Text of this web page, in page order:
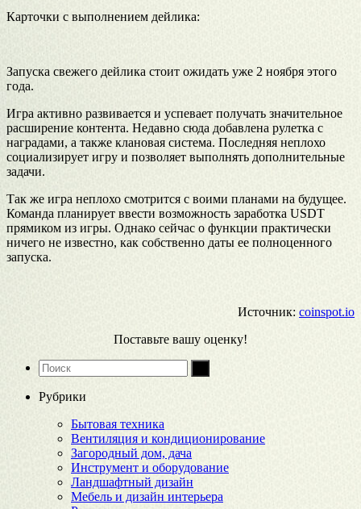
Карточки с выполнением дейлика:
Запуска свежего дейлика стоит ожидать уже 2 ноября этого
года.
Игра активно развивается и успевает получать значительное
расширение контента. Недавно сюда добавлена рулетка с
наградами, а также клановая система. Последняя неплохо
социализирует игру и позволяет выполнять дополнительные
задачи.
Так же игра неплохо смотрится с воими планами на будущее.
Команда планирует ввести возможность заработка USDT
прямиком из игры. Однако сейчас о функции практически
ничего не известно, как собственно даты ее полноценного
запуска.
Источник: coinspot.io
Поставьте вашу оценку!
Рубрики
Бытовая техника
Вентиляция и кондиционирование
Загородный дом, дача
Инструмент и оборудование
Ландшафтный дизайн
Мебель и дизайн интерьера